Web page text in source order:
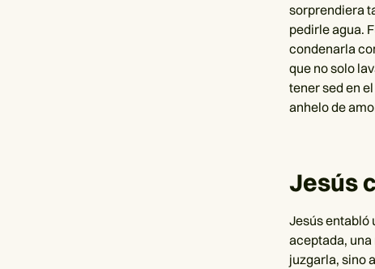
sorprendiera
pedirle agua.
condenarla
que no solo
tener sed en
anhelo de
Jesús
Jesús entabló
aceptada, una
juzgarla, sino